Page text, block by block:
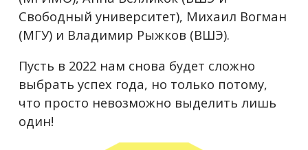
Свободный университет), Михаил Вогман
(МГУ) и Владимир Рыжков (ВШЭ).
Пусть в 2022 нам снова будет сложно
выбрать успех года, но только потому,
что просто невозможно выделить лишь
один!